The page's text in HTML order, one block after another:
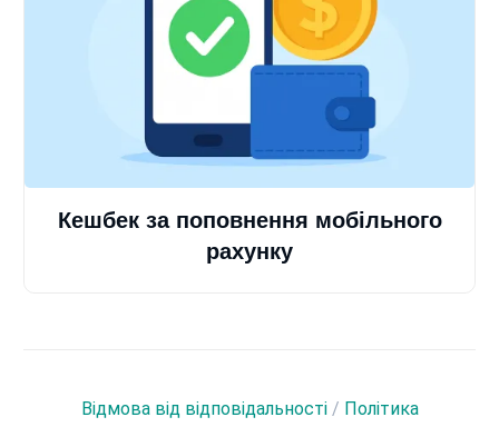
Кешбек за поповнення мобільного
рахунку
Відмова від відповідальності/ Політика